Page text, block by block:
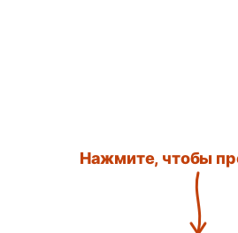
Нажмите, чтобы